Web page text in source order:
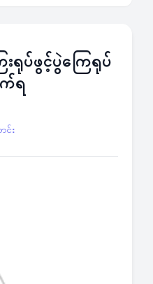
ရုပ်ဖွင့်ပွဲကြေရုပ်
က်ရ
း